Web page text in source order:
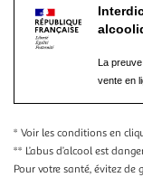
La
vente en
* Voir les conditions en
** L’abus d’alcool est
Pour votre santé, évitez de